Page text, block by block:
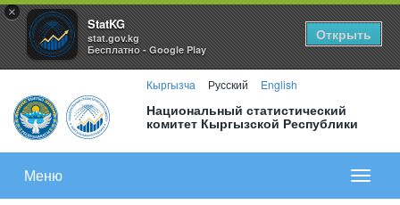
×
StatKG
stat.gov.kg
Бесплатно - Google Play
Открыть
Кыргызча Русский English
Национальный статистический
комитет Кыргызской Республики
меню
Меню